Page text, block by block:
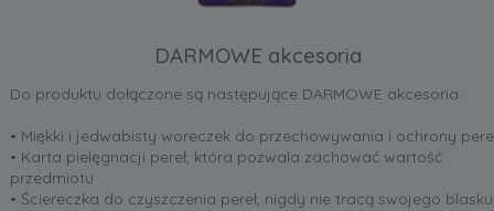
DARMOWE akcesoria
Do produktu dołączone są następujące DARMOWE akcesoria:
• Miękki i jedwabisty woreczek do przechowywania i ochrony
• Karta pielęgnacji pereł, która pozwala zachować wartość
przedmiotu
• Ściereczka do czyszczenia pereł, nigdy nie tracą swojego